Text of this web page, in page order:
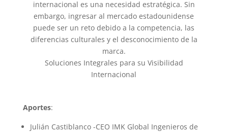
internacional es una necesidad estratégica. Sin
embargo, ingresar al mercado estadounidense
puede ser un reto debido a la competencia, las
diferencias culturales y el desconocimiento de la
marca.
Soluciones Integrales para su Visibilidad
Internacional
Aportes:
Julián Castiblanco -CEO IMK Global Ingenieros de